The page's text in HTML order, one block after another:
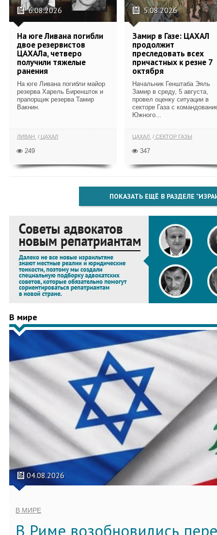
6.08.2026
На юге Ливана погибли
двое резервистов
ЦАХАЛа, четверо
получили тяжелые
ранения
На юге Ливана погибли майор
резерва Харель Биреншток и
прапорщик резерва Тамир
Вакнин.
ЛИВАН ЦАХАЛ
249
5.08.2026
Замир в Газе: ЦАХАЛ
продолжит
преследовать всех
причастных к резне 7
октября
Начальник Генштаба Эяль
Замир в среду, 5 августа,
провел оценку ситуации в
секторе Газа с
Южного...
ЦАХАЛ СЕКТОР ГАЗЫ
347
ПОКАЗАТЬ ЕЩЁ В РАЗДЕЛЕ
В мире
04.08.2026
В МИРЕ
В Риме возобновились